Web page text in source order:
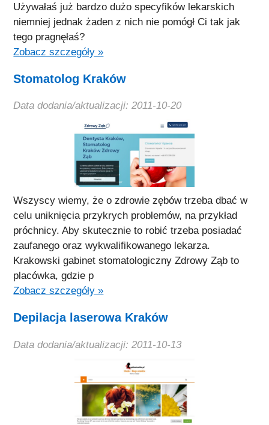
Używałaś już bardzo dużo specyfików lekarskich
niemniej jednak żaden z nich nie pomógł Ci tak jak
tego pragnęłaś?
Zobacz szczegóły »
Stomatolog Kraków
Data dodania/aktualizacji: 2011-10-20
Wszyscy wiemy, że o zdrowie zębów trzeba dbać w
celu uniknięcia przykrych problemów, na przykład
próchnicy. Aby skutecznie to robić trzeba posiadać
zaufanego oraz wykwalifikowanego lekarza.
Krakowski gabinet stomatologiczny Zdrowy Ząb to
placówka, gdzie p
Zobacz szczegóły »
Depilacja laserowa Kraków
Data dodania/aktualizacji: 2011-10-13